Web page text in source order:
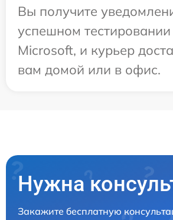
Вы получите
успешном тестировании
Microsoft, и курьер
вам домой или в офис.
Нужна
Закажите бесплатную